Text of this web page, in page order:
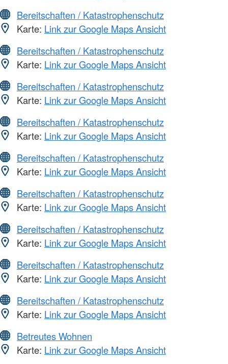
Bereitschaften / Katastrophenschutz
Karte: Link zur Google Maps Ansicht
Bereitschaften / Katastrophenschutz
Karte: Link zur Google Maps Ansicht
Bereitschaften / Katastrophenschutz
Karte: Link zur Google Maps Ansicht
Bereitschaften / Katastrophenschutz
Karte: Link zur Google Maps Ansicht
Bereitschaften / Katastrophenschutz
Karte: Link zur Google Maps Ansicht
Bereitschaften / Katastrophenschutz
Karte: Link zur Google Maps Ansicht
Bereitschaften / Katastrophenschutz
Karte: Link zur Google Maps Ansicht
Bereitschaften / Katastrophenschutz
Karte: Link zur Google Maps Ansicht
Bereitschaften / Katastrophenschutz
Karte: Link zur Google Maps Ansicht
Betreutes Wohnen
Karte: Link zur Google Maps Ansicht